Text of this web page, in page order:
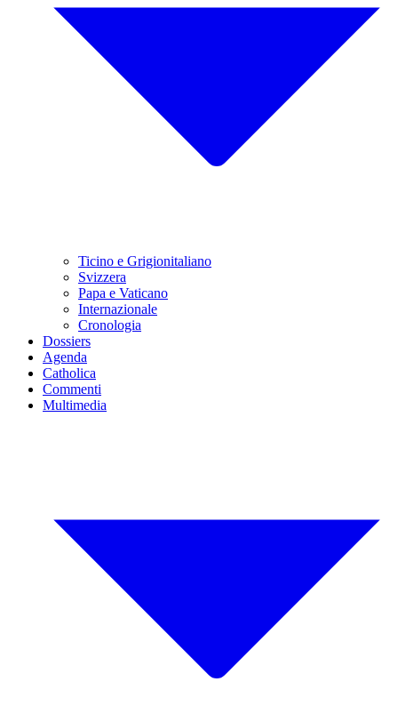
Ticino e Grigionitaliano
Svizzera
Papa e Vaticano
Internazionale
Cronologia
Dossiers
Agenda
Catholica
Commenti
Multimedia